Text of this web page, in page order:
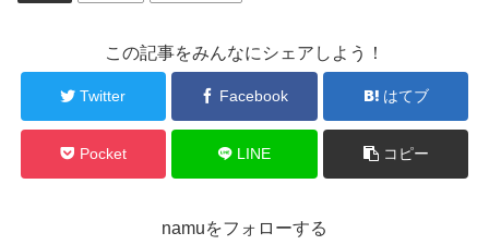
この記事をみんなにシェアしよう！
Twitter Facebook はてブ
Pocket LINE コピー
namuをフォローする